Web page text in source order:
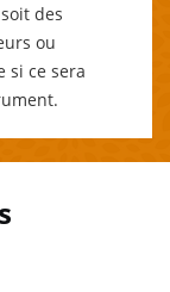
des
ou
si ce sera